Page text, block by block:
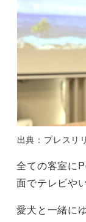
出典：プレスリ
全ての客室に
面でテレビや
愛犬と一緒に